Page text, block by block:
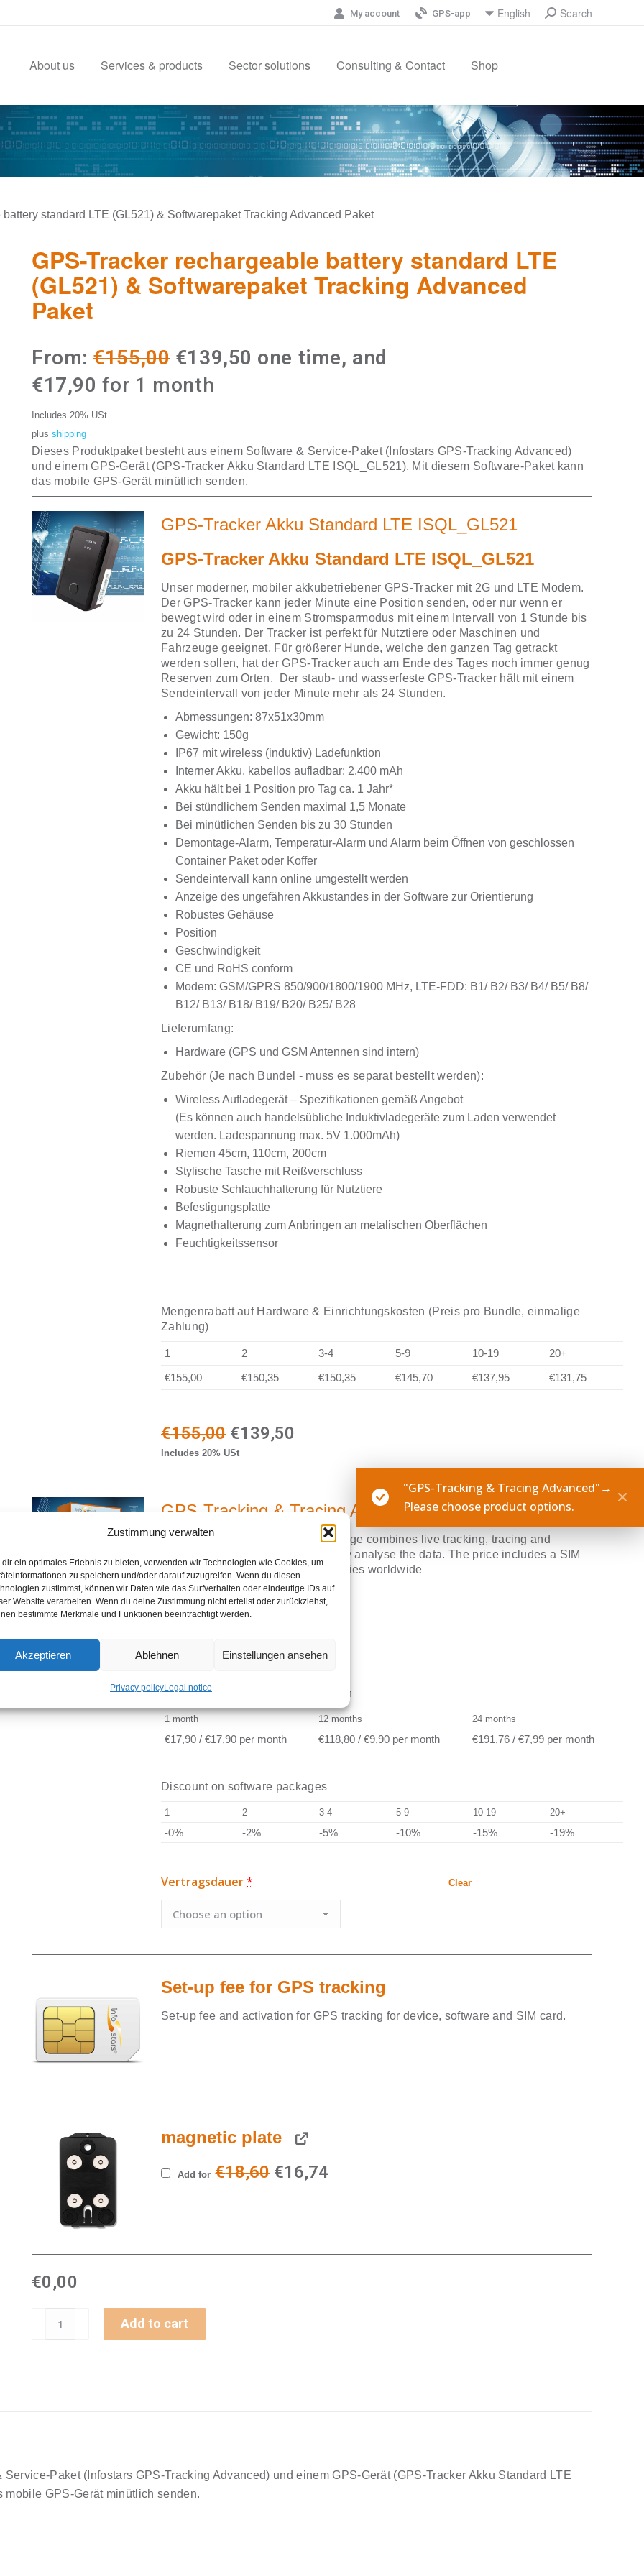
Zustimmung verwalten
dir ein optimales Erlebnis zu bieten, verwenden wir Technologien wie Cookies, um
zu speichern und/oder darauf zuzugreifen. Wenn du diesen
zustimmst, können wir Daten wie das Surfverhalten oder eindeutige IDs auf
Website verarbeiten. Wenn du deine Zustimmung nicht erteilst oder zurückziehst,
bestimmte Merkmale und Funktionen beeinträchtigt werden.
Akzeptieren Ablehnen Einstellungen ansehen
Privacy policyLegal notice
My account GPS-app English Search:Search
About us Services & products Sector solutions Consulting & Contact Shop
standard LTE (GL521) & Softwarepaket Tracking Advanced Paket
GPS-Tracker rechargeable battery standard LTE
(GL521) & Softwarepaket Tracking Advanced
Paket
From:€155,00 Original
price
€139,50 Current
one time, and
€17,90 for 1 month
Includes 20% USt
plus shipping
Dieses Produktpaket besteht aus einem Software & Service-Paket (Infostars GPS-Tracking Advanced)
und einem GPS-Gerät (GPS-Tracker Akku Standard LTE ISQL_GL521). Mit diesem Software-Paket kann
das mobile GPS-Gerät minütlich senden.
GPS-Tracker Akku Standard LTE ISQL_GL521
GPS-Tracker Akku Standard LTE ISQL_GL521
Unser moderner, mobiler akkubetriebener GPS-Tracker mit 2G und LTE Modem.
Der GPS-Tracker kann jeder Minute eine Position senden, oder nur wenn er
bewegt wird oder in einem Stromsparmodus mit einem Intervall von 1 Stunde bis
zu 24 Stunden. Der Tracker ist perfekt für Nutztiere oder Maschinen und
Fahrzeuge geeignet. Für größerer Hunde, welche den ganzen Tag getrackt
werden sollen, hat der GPS-Tracker auch am Ende des Tages noch immer genug
Reserven zum Orten. Der staub- und wasserfeste GPS-Tracker hält mit einem
Sendeintervall von jeder Minute mehr als 24 Stunden.
Abmessungen: 87x51x30mm
Gewicht: 150g
IP67 mit wireless (induktiv) Ladefunktion
Interner Akku, kabellos aufladbar: 2.400 mAh
Akku hält bei 1 Position pro Tag ca. 1 Jahr*
Bei stündlichem Senden maximal 1,5 Monate
Bei minütlichen Senden bis zu 30 Stunden
Demontage-Alarm, Temperatur-Alarm und Alarm beim Öffnen von geschlossen
Container Paket oder Koffer
Sendeintervall kann online umgestellt werden
Anzeige des ungefähren Akkustandes in der Software zur Orientierung
Robustes Gehäuse
Position
Geschwindigkeit
CE und RoHS conform
Modem: GSM/GPRS 850/900/1800/1900 MHz, LTE-FDD: B1/ B2/ B3/ B4/ B5/ B8/
B12/ B13/ B18/ B19/ B20/ B25/ B28
Lieferumfang:
Hardware (GPS und GSM Antennen sind intern)
Zubehör (Je nach Bundel - muss es separat bestellt werden):
Wireless Aufladegerät – Spezifikationen gemäß Angebot
(Es können auch handelsübliche Induktivladegeräte zum Laden verwendet
werden. Ladespannung max. 5V 1.000mAh)
Riemen 45cm, 110cm, 200cm
Stylische Tasche mit Reißverschluss
Robuste Schlauchhalterung für Nutztiere
Befestigungsplatte
Magnethalterung zum Anbringen an metalischen Oberflächen
Feuchtigkeitssensor
Mengenrabatt auf Hardware & Einrichtungskosten (Preis pro Bundle, einmalige
Zahlung)
1 2 3-4 5-9 10-19
20+
€155,00
€150,35 €150,35 €145,70 €137,95 €131,75
€155,00 Original
price
€155,00.
€139,50
€139,50.
Includes 20% USt
GPS-Tracking & Tracing Advanced
The GPS Tracking Advanced package combines live tracking, tracing and
logbook. This means you can easily analyse the data. The price includes a SIM
card and data transfer in 172 countries worldwide
Live tracking
4-level logbook
Rates according to contract duration
1 month 12 months 24 months
€17,90 / €17,90 per month €118,80 / €9,90 per month €191,76 / €7,99 per month
Discount on software packages
1 2 3-4 5-9 10-19 20+
-0% -2% -5% -10% -15% -19%
Vertragsdauer* Clear
Set-up fee for GPS tracking
Set-up fee and activation for GPS tracking for device, software and SIM card.
magnetic plate
Add for €18,60 Original
€18,60.
€16,74
€16,74.
€0,00
"GPS-Tracking & Tracing Advanced"→
Please choose product options.
Add to cart
Paket (Infostars GPS-Tracking Advanced) und einem GPS-Gerät (GPS-Tracker Akku Standard LTE
GPS-Gerät minütlich senden.